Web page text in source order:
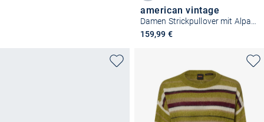
american vintage
159,99 €